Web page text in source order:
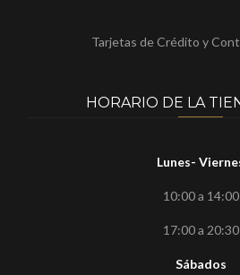
Tarjetas de Crédito y
HORARIO DE LA
Lunes-
10:00 a 14:00
17:00 a 20:30
Sábados